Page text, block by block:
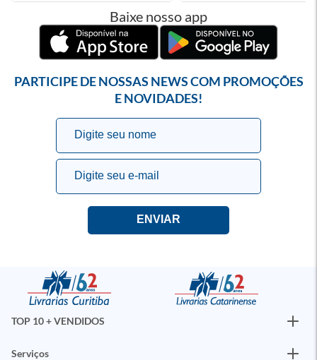
Baixe nosso app
PARTICIPE DE NOSSAS NEWS COM PROMOÇÕES
E NOVIDADES!
TOP 10 + VENDIDOS
Serviços